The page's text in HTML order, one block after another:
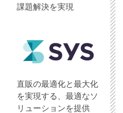
課題解決を実現
直販の最適化と最大化
を実現する、最適なソ
リューションを提供